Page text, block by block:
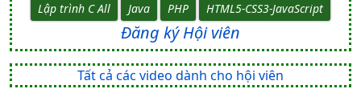
Lập trình C All
Java PHP HTML5-CSS3-JavaScript
Đăng ký Hội viên
Tất cả các video dành cho hội viên